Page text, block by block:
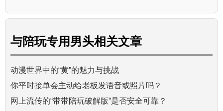
与陪玩专用男头相关文章
动漫世界中的“黄”的魅力与挑战
你平时接单会主动给老板发语音或照片吗？
网上流传的“带带陪玩破解版”是否安全可靠？